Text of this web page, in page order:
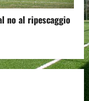
no al ripescaggio